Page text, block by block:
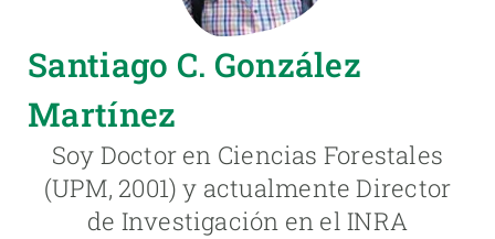
Santiago C. González
Martínez
Soy Doctor en Ciencias Forestales
(UPM, 2001) y actualmente Director
de Investigación en el INRA
CIENCIA EN ACCIÓN
ÚNETE A NOSOTROS
PARTICIPA
NOTICIAS Y AGENDA